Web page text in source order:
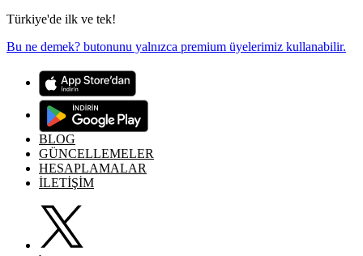
Türkiye'de ilk ve tek!
Bu ne demek? butonunu yalnızca premium üyelerimiz kullanabilir.
BLOG
GÜNCELLEMELER
HESAPLAMALAR
İLETİŞİM